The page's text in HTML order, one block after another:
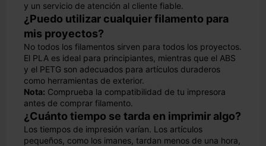
y un servicio de atención al cliente fiable.
¿Puedo utilizar cualquier filamento para
mis proyectos?
No todos los filamentos sirven para todos los proyectos.
El PLA es ideal para principiantes, mientras que el ABS
y el PETG son adecuados para artículos duraderos
como herramientas de exterior.
Nota: Comprueba la compatibilidad de tu impresora
antes de comprar filamento.
¿Cuánto tiempo se tarda en imprimir algo?
Los tiempos de impresión varían. Los artículos
pequeños, como los imanes, tardan menos de una hora,